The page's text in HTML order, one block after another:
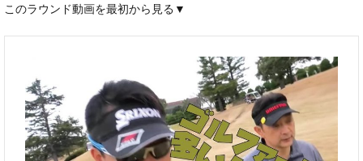
このラウンド動画を最初から見る▼